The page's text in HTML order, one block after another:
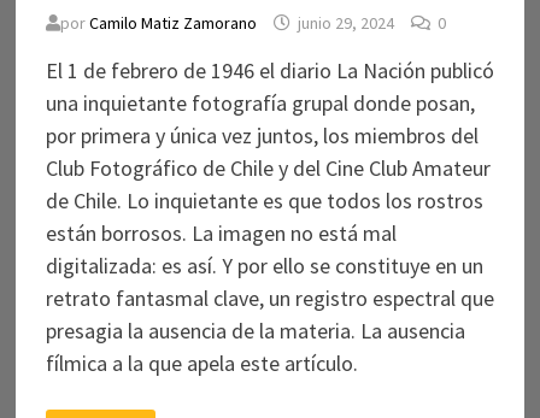
porCamilo Matiz Zamorano junio 29, 2024 0
El 1 de febrero de 1946 el diario La Nación publicó
una inquietante fotografía grupal donde posan,
por primera y única vez juntos, los miembros del
Club Fotográfico de Chile y del Cine Club Amateur
de Chile. Lo inquietante es que todos los rostros
están borrosos. La imagen no está mal
digitalizada: es así. Y por ello se constituye en un
retrato fantasmal clave, un registro espectral que
presagia la ausencia de la materia. La ausencia
fílmica a la que apela este artículo.